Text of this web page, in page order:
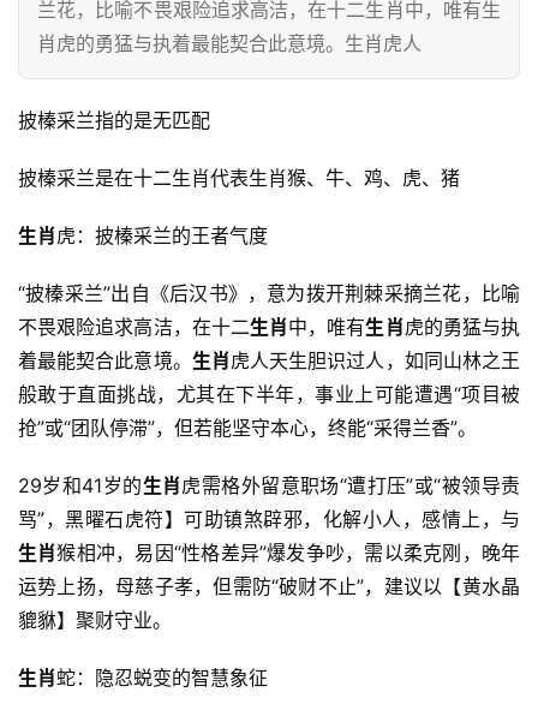
兰花，比喻不畏艰险追求高洁，在十二生肖中，唯有生
肖虎的勇猛与执着最能契合此意境。生肖虎人
披榛采兰指的是无匹配
披榛采兰是在十二生肖代表生肖猴、牛、鸡、虎、猪
生肖虎：披榛采兰的王者气度
“披榛采兰”出自《后汉书》，意为拨开荆棘采摘兰花，比喻
不畏艰险追求高洁，在十二生肖中，唯有生肖虎的勇猛与执
着最能契合此意境。 生肖虎人天生胆识过人，如同山林之王
般敢于直面挑战，尤其在下半年，事业上可能遭遇“项目被
抢”或“团队停滞”，但若能坚守本心，终能“采得兰香”。
29岁和41岁的生肖虎需格外留意职场“遭打压”或“被领导责
骂”，黑曜石虎符】可助镇煞辟邪，化解小人，感情上，与
生肖猴相冲，易因“性格差异”爆发争吵，需以柔克刚，晚年
运势上扬，母慈子孝，但需防“破财不止”，建议以【黄水晶
貔貅】聚财守业。
生肖蛇：隐忍蜕变的智慧象征